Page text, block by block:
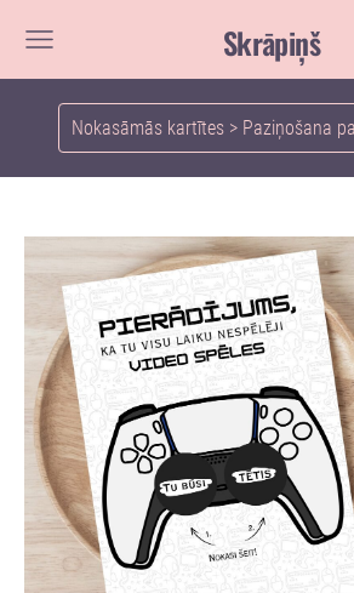
Skrāpiņš
Nokasāmās kartītes > Paziņošana